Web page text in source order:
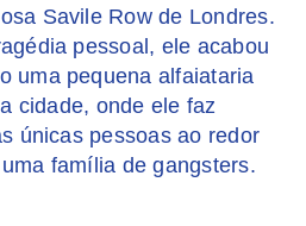
Savile Row de Londres.
pessoal, ele acabou
uma pequena alfaiataria
cidade, onde ele faz
únicas pessoas ao redor
família de gangsters.